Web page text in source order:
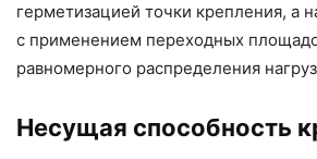
герметизацией точки крепления, а
с применением переходных
равномерного распределения
Несущая способность